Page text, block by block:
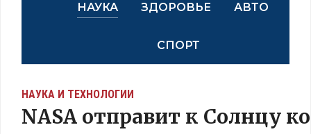
НАУКА ЗДОРОВЬЕ АВТО
СПОРТ
НАУКА И ТЕХНОЛОГИИ
NASA отправит к Солнцу